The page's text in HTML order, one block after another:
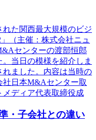
れた関西最大規模のビジ
（主催：株式会社ニュ
センターの渡部恒郎
当日の模様を紹介しま
れました。内容は当時の
社日本M&Aセンター取
ディア代表取締役成
・子会社との違い